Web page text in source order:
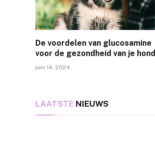
De voordelen van glucosamine
voor de gezondheid van je hond
juni 14, 2024
LAATSTE NIEUWS